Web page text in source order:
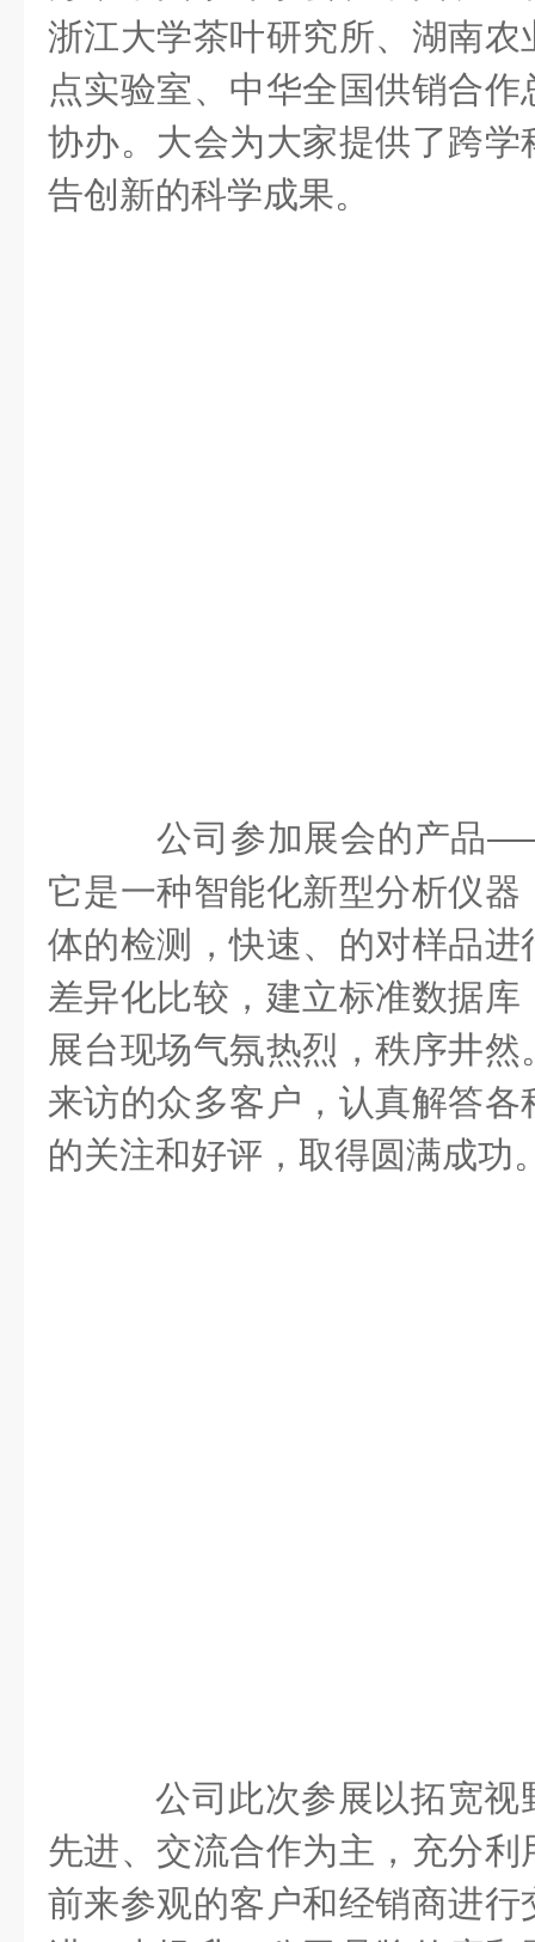
浙江大学茶叶研究所、湖南
点实验室、中华全国供销合
协办。大会为大家提供了跨学
告创新的科学成果。
公司参加展会的产品
它是一种智能化新型分析仪
体的检测，快速、的对样品
差异化比较，建立标准数据库
展台现场气氛热烈，秩序井
来访的众多客户，认真解答各
的关注和好评，取得圆满成功
公司此次参展以拓宽视
先进、交流合作为主，充分
前来参观的客户和经销商进